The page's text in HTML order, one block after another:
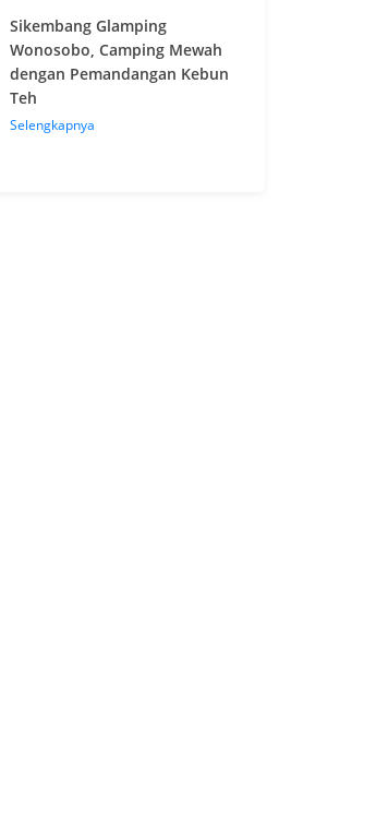
Sikembang Glamping
Wonosobo, Camping Mewah
dengan Pemandangan Kebun
Teh
Selengkapnya